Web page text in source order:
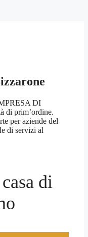
DI
di prim’ordine.
per aziende del
di servizi al
di